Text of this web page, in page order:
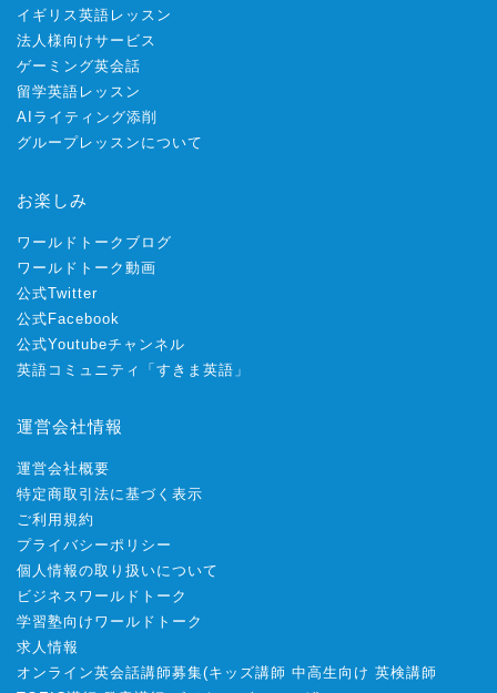
イギリス英語レッスン
法人様向けサービス
ゲーミング英会話
留学英語レッスン
AIライティング添削
グループレッスンについて
お楽しみ
ワールドトークブログ
ワールドトーク動画
公式Twitter
公式Facebook
公式Youtubeチャンネル
英語コミュニティ「すきま英語」
運営会社情報
運営会社概要
特定商取引法に基づく表示
ご利用規約
プライバシーポリシー
個人情報の取り扱いについて
ビジネスワールドトーク
学習塾向けワールドトーク
求人情報
オンライン英会話講師募集(キッズ講師 中高生向け 英検講師